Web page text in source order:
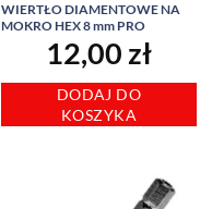
WIERTŁO DIAMENTOWE NA
MOKRO HEX 8 mm PRO
12,00 zł
DODAJ DO
KOSZYKA